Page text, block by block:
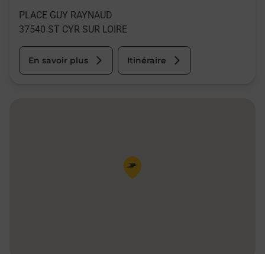
PLACE GUY RAYNAUD
37540 ST CYR SUR LOIRE
En savoir plus Itinéraire
Pin de la carte